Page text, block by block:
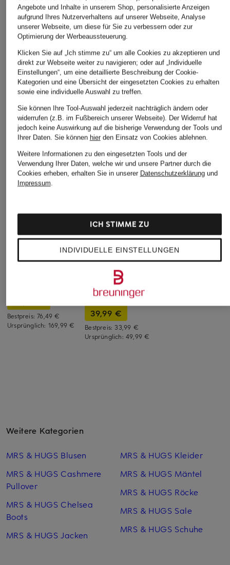
Bestpreis:76,49 €
Ursprünglich: 169,99 €
+Aktionsrabatt
Sweaty Betty
Tanktop SOFT FLOW
STUDIO
39,99 €
Bestpreis:33,99 €
Ursprünglich: 49,99 €
black palms
Satintop LINGY mit
Weitere Kategorien
MRS & HUGS Blusen
MRS & HUGS Cashmere
Pullover
MRS & HUGS Chelsea
Boots
MRS & HUGS Jacken
MRS & HUGS Kleider
MRS & HUGS Mäntel
MRS & HUGS Röcke
MRS & HUGS Sale
MRS & HUGS Schuhe
Angebote und Inhalte in unserem Shop, personalisierte Anzeigen
aufgrund Ihres Nutzerverhaltens auf unserer Webseite, Analyse
unserer Webseite, um diese für Sie zu verbessern oder zur
Optimierung der Werbeaussteuerung.
Klicken Sie auf „Ich stimme zu“ um alle Cookies zu akzeptieren und
direkt zur Webseite weiter zu navigieren; oder auf „Individuelle
Einstellungen“, um eine detaillierte Beschreibung der Cookie-
Kategorien und eine Übersicht der eingesetzten Cookies zu erhalten
sowie eine individuelle Auswahl zu treffen.
Sie können Ihre Tool-Auswahl jederzeit nachträglich ändern oder
widerrufen (z.B. im Fußbereich unserer Webseite). Der Widerruf hat
jedoch keine Auswirkung auf die bisherige Verwendung der Tools und
Ihrer Daten. Sie können hierden Einsatz von Cookies ablehnen.
Weitere Informationen zu den eingesetzten Tools und der
Verwendung Ihrer Daten, welche wir und unsere Partner durch die
Cookies erheben, erhalten Sie in unserer Datenschutzerklärungund
Impressum.
INDIVIDUELLE EINSTELLUNGEN
ICH STIMME ZU